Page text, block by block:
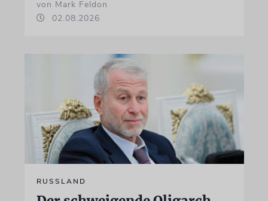
von Mark Feldon
02.08.2026
RUSSLAND